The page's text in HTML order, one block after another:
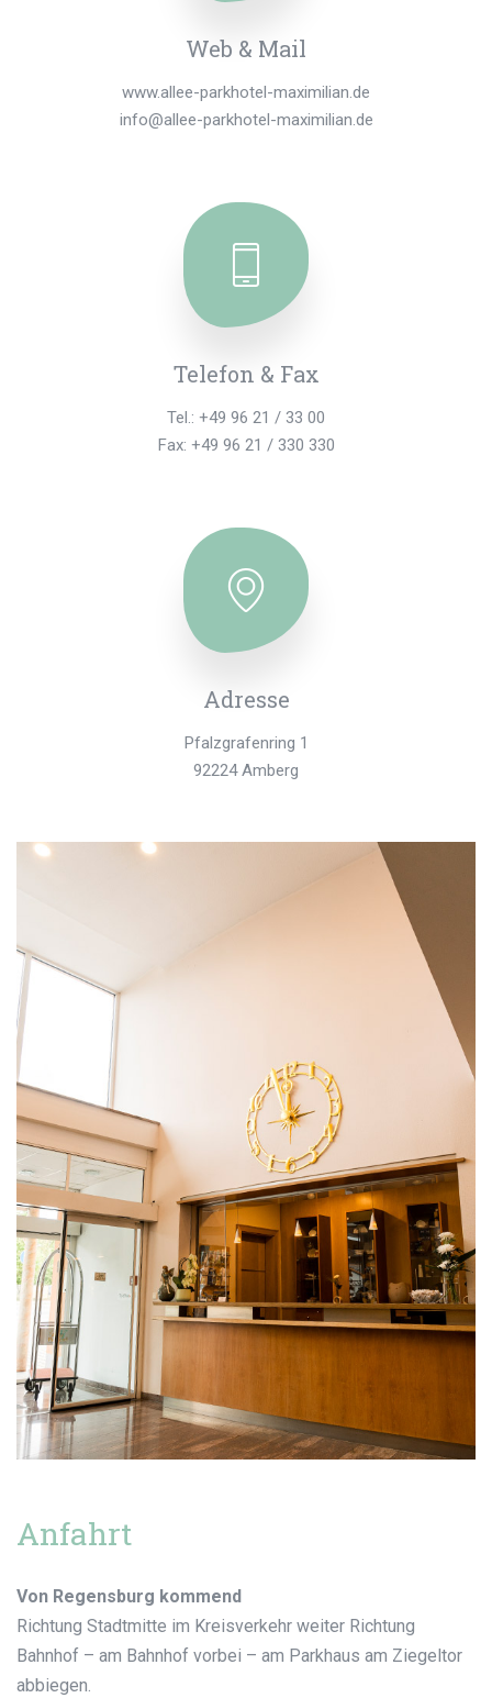
Web & Mail
www.allee-parkhotel-maximilian.de
info@allee-parkhotel-maximilian.de
Telefon & Fax
Tel.: +49 96 21 / 33 00
Fax: +49 96 21 / 330 330
Adresse
Pfalzgrafenring 1
92224 Amberg
Anfahrt
Von Regensburg kommend
Richtung Stadtmitte im Kreisverkehr weiter Richtung
Bahnhof – am Bahnhof vorbei – am Parkhaus am Ziegeltor
abbiegen.